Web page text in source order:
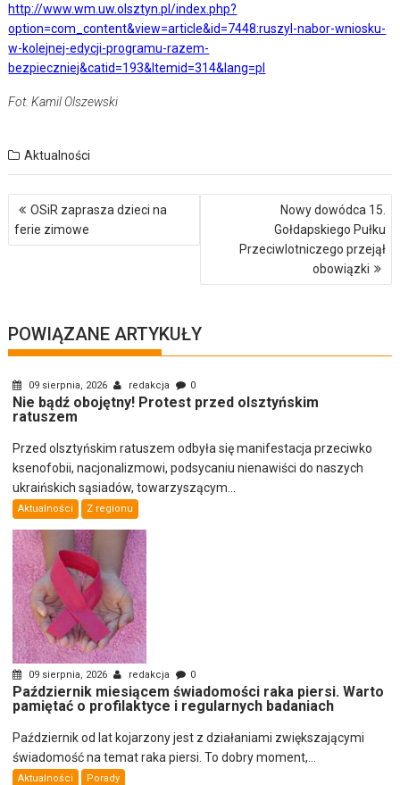
http://www.wm.uw.olsztyn.pl/index.php?
option=com_content&view=article&id=7448:ruszyl-nabor-wniosku-
w-kolejnej-edycji-programu-razem-
bezpieczniej&catid=193&Itemid=314&lang=pl
Fot. Kamil Olszewski
Aktualności
Nawigacja
wpisu
OSiR zaprasza dzieci na
ferie zimowe
Nowy dowódca 15.
Gołdapskiego Pułku
Przeciwlotniczego przejął
obowiązki
POWIĄZANE ARTYKUŁY
09 sierpnia, 2026 redakcja 0
Nie bądź obojętny! Protest przed olsztyńskim
ratuszem
Przed olsztyńskim ratuszem odbyła się manifestacja przeciwko
ksenofobii, nacjonalizmowi, podsycaniu nienawiści do naszych
ukraińskich sąsiadów, towarzyszącym...
Aktualności Z regionu
09 sierpnia, 2026 redakcja 0
Październik miesiącem świadomości raka piersi. Warto
pamiętać o profilaktyce i regularnych badaniach
Październik od lat kojarzony jest z działaniami zwiększającymi
świadomość na temat raka piersi. To dobry moment,...
Aktualności Porady